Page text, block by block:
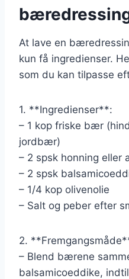
At lave en
kun få ingredienser.
som du kan tilpasse
1. **Ingredienser**:
– 1 kop friske bær
jordbær)
– 2 spsk honning eller
– 2 spsk
– 1/4 kop olivenolie
– Salt og peber efter
2.
– Blend bærene
balsamicoeddike,